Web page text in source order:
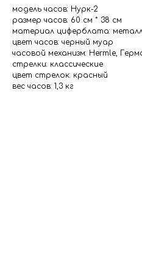
модель часов: Нурк-2
размер часов: 60 см * 38 см
материал циферблата:
цвет часов: черный муар
часовой механизм: Hermle,
стрелки: классические
цвет стрелок: красный
вес часов: 1,3 кг